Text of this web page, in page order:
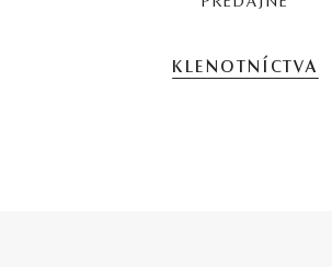
KLENOTNÍCTVA